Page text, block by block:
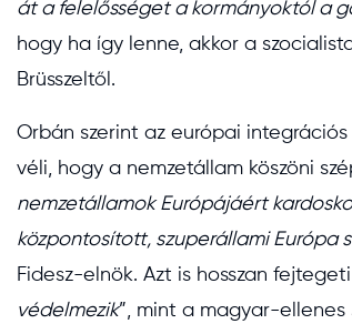
át a felelősséget a kormányoktól a
hogy ha így lenne, akkor a
Brüsszeltől.
Orbán szerint az európai
véli, hogy a nemzetállam köszöni
nemzetállamok Európájáért
központosított, szuperállami Európa
Fidesz-elnök. Azt is hosszan
védelmezik”, mint a magyar-ellenes